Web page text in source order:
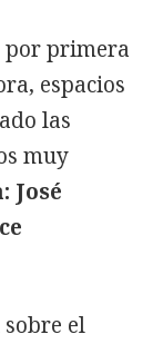
por primera
espacios
las
muy
José
el